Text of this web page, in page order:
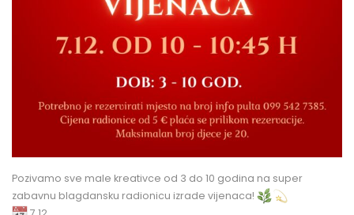
Pozivamo sve male kreativce od 3 do 10 godina na super
zabavnu blagdansku radionicu izrade vijenaca!